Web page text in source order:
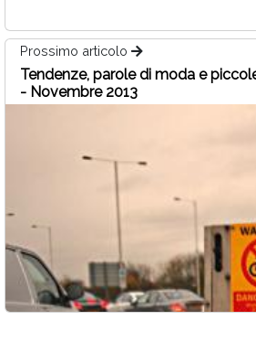
Prossimo articolo
Tendenze, parole di moda e
- Novembre 2013